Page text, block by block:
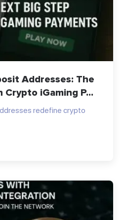
Addresses: The
Crypto iGaming P...
redefine crypto